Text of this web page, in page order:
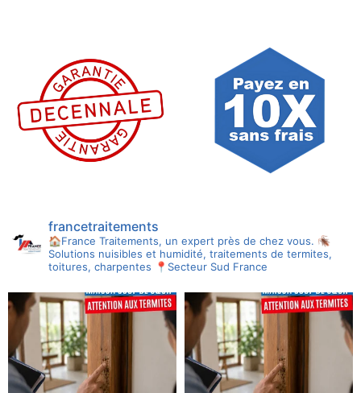
francetraitements
🏠France Traitements, un expert près de chez vous. 🪳
Solutions nuisibles et humidité, traitements de termites,
toitures, charpentes 📍Secteur Sud France